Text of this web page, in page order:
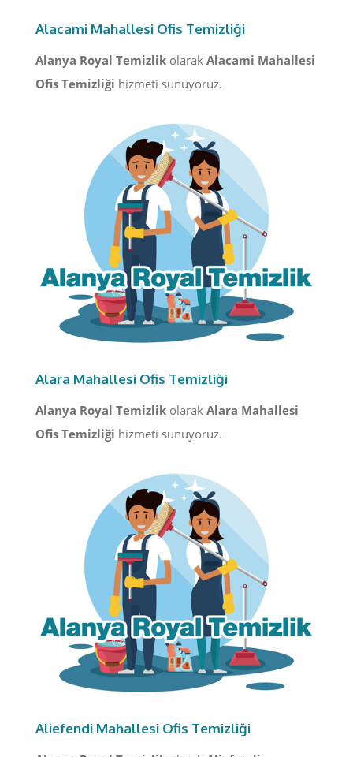
Alacami Mahallesi Ofis Temizliği
Alanya Royal Temizlik olarak Alacami Mahallesi
Ofis Temizliği hizmeti sunuyoruz.
Alara Mahallesi Ofis Temizliği
Alanya Royal Temizlik olarak Alara Mahallesi
Ofis Temizliği hizmeti sunuyoruz.
Aliefendi Mahallesi Ofis Temizliği